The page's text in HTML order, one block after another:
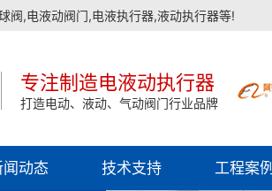
阀,电液动阀门,电液执行器,液动执行器等!
专注制造电液动执行器
打造电动、液动、气动阀门行业品牌
闻动态 技术支持 工程案例